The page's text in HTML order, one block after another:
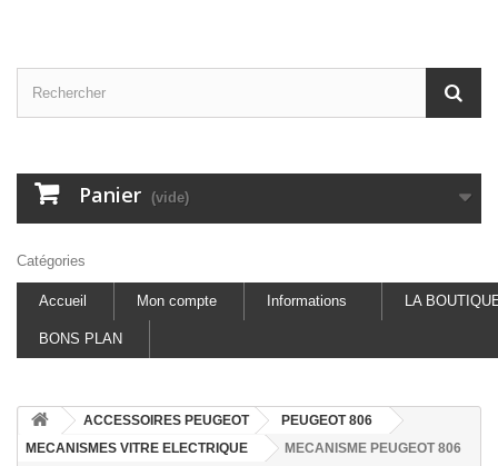
Panier (vide)
Catégories
Accueil Mon compte Informations LA
BONS PLAN
ACCESSOIRES PEUGEOT
PEUGEOT 806
MECANISMES VITRE ELECTRIQUE
MECANISME PEUGEOT 806